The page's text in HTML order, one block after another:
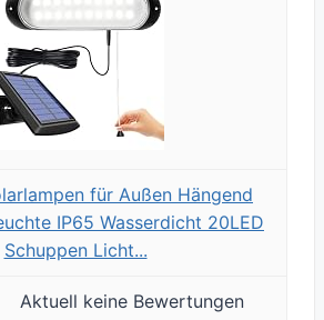
für Außen Hängend
IP65 Wasserdicht 20LED
Schuppen Licht...
Aktuell keine Bewertungen